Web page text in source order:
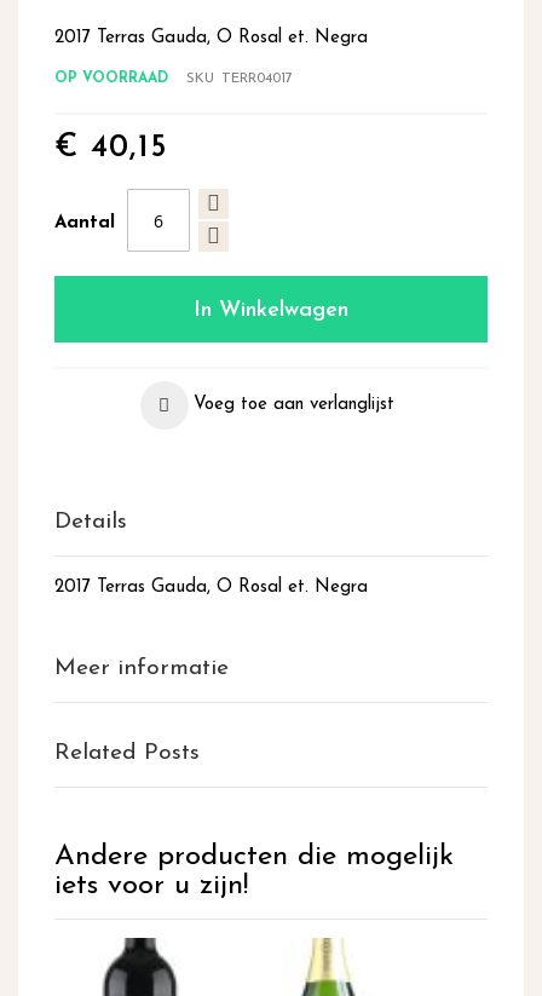
afbeeldingen-
2017 Terras Gauda, O Rosal et. Negra
OP VOORRAAD SKU TERR04017
€ 40,15
Aantal
In Winkelwagen
Voeg toe aan verlanglijst
Details
2017 Terras Gauda, O Rosal et. Negra
Meer informatie
Related Posts
Andere producten die mogelijk
iets voor u zijn!